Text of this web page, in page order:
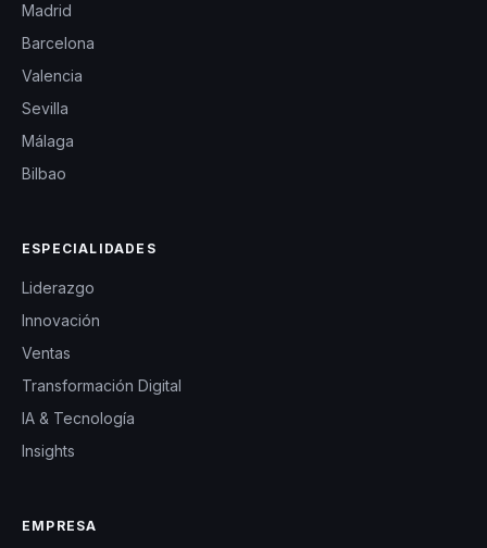
Madrid
Barcelona
Valencia
Sevilla
Málaga
Bilbao
ESPECIALIDADES
Liderazgo
Innovación
Ventas
Transformación Digital
IA & Tecnología
Insights
EMPRESA